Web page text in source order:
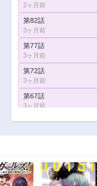
2ヶ月前
第82話
3ヶ月前
第77話
3ヶ月前
第72話
3ヶ月前
第67話
3ヶ月前
第62話
第52話
3ヶ月前